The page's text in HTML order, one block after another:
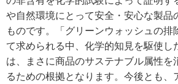
や自然環境にとって安全・安心な製品
ものです。「グリーンウォッシュの排
て求められる中、化学的知見を駆使し
は、まさに商品のサステナブル属性を
るための根拠となります。今後とも、